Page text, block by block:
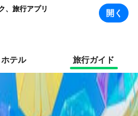
旅行アプリ 開く
テル 旅行ガイド